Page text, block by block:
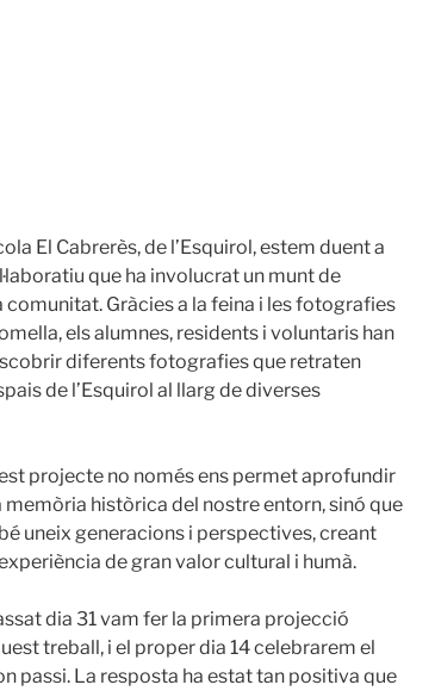
El Cabrerès, de l’Esquirol, estem duent a
que ha involucrat un munt de
comunitat. Gràcies a la feina i les fotografies
els alumnes, residents i voluntaris han
diferents fotografies que retraten
de l’Esquirol al llarg de diverses
projecte no només ens permet aprofundir
memòria històrica del nostre entorn, sinó que
uneix generacions i perspectives, creant
de gran valor cultural i humà.
dia 31 vam fer la primera projecció
treball, i el proper dia 14 celebrarem el
passi. La resposta ha estat tan positiva que